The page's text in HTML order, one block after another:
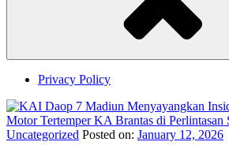
Privacy Policy
Uncategorized Posted on: January 12, 2026